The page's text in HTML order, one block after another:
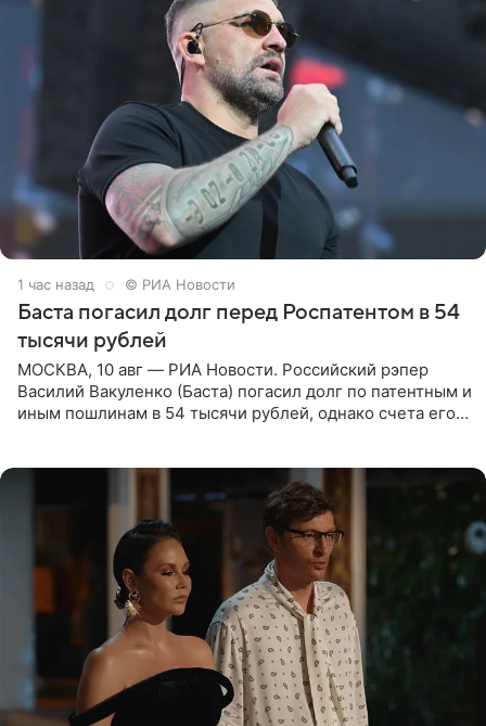
1 час назад © РИА Новости
Баста погасил долг перед Роспатентом в 54
тысячи рублей
МОСКВА, 10 авг — РИА Новости. Российский рэпер
Василий Вакуленко (Баста) погасил долг по патентным и
иным пошлинам в 54 тысячи рублей, однако счета его